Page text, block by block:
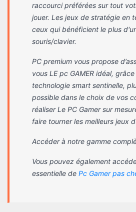
raccourci préférées sur tout
jouer. Les jeux de stratégie en
ceux qui bénéficient le plus
souris/clavier.
PC premium vous propose
vous LE pc GAMER idéal,
technologie smart sentinelle,
possible dans le choix de vos
réaliser Le PC Gamer sur
faire tourner les meilleurs jeux
Accéder à notre gamme
Vous pouvez également
essentielle de Pc Gamer pas